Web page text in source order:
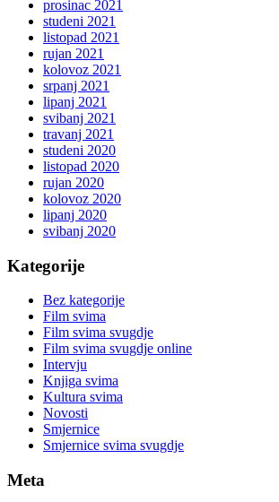
prosinac 2021
studeni 2021
listopad 2021
rujan 2021
kolovoz 2021
srpanj 2021
lipanj 2021
svibanj 2021
travanj 2021
studeni 2020
listopad 2020
rujan 2020
kolovoz 2020
lipanj 2020
svibanj 2020
Kategorije
Bez kategorije
Film svima
Film svima svugdje
Film svima svugdje online
Intervju
Knjiga svima
Kultura svima
Novosti
Smjernice
Smjernice svima svugdje
Meta